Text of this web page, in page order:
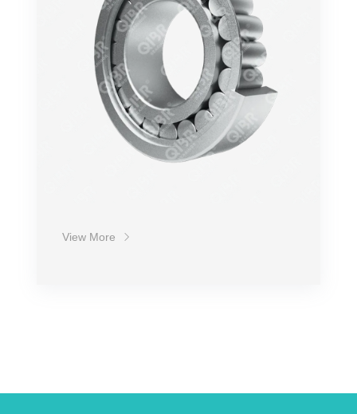
Срок службы
Стоимость
View More